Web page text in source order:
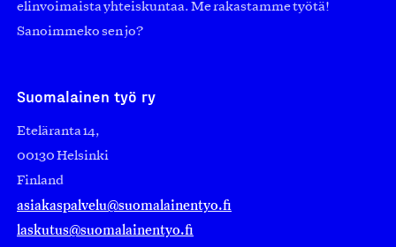
elinvoimaista yhteiskuntaa. Me rakastamme työtä!
Sanoimmeko sen jo?
Suomalainen työ ry
Eteläranta 14,
00130 Helsinki
Finland
asiakaspalvelu@suomalainentyo.fi
laskutus@suomalainentyo.fi